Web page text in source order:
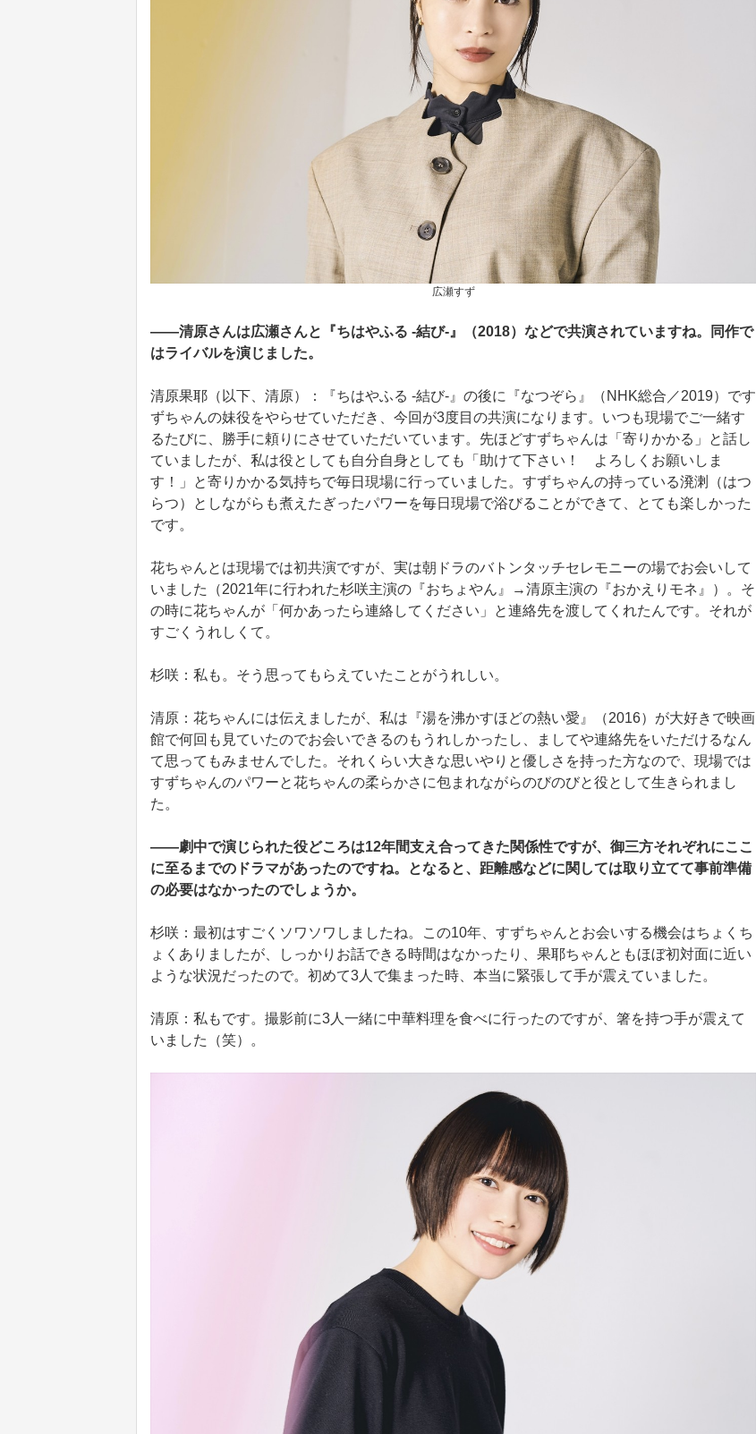
広瀬すず
――清原さんは広瀬さんと『ちはやふる -結び-』（2018）などで共演されていますね。同作で
はライバルを演じました。
清原果耶（以下、清原）：『ちはやふる -結び-』の後に『なつぞら』（NHK総合／2019）です
ずちゃんの妹役をやらせていただき、今回が3度目の共演になります。いつも現場でご一緒す
るたびに、勝手に頼りにさせていただいています。先ほどすずちゃんは「寄りかかる」と話し
ていましたが、私は役としても自分自身としても「助けて下さい！ よろしくお願いしま
す！」と寄りかかる気持ちで毎日現場に行っていました。すずちゃんの持っている溌溂（はつ
らつ）としながらも煮えたぎったパワーを毎日現場で浴びることができて、とても楽しかった
です。
花ちゃんとは現場では初共演ですが、実は朝ドラのバトンタッチセレモニーの場でお会いして
いました（2021年に行われた杉咲主演の『おちょやん』→清原主演の『おかえりモネ』）。そ
の時に花ちゃんが「何かあったら連絡してください」と連絡先を渡してくれたんです。それが
すごくうれしくて。
杉咲：私も。そう思ってもらえていたことがうれしい。
清原：花ちゃんには伝えましたが、私は『湯を沸かすほどの熱い愛』（2016）が大好きで映画
館で何回も見ていたのでお会いできるのもうれしかったし、ましてや連絡先をいただけるなん
て思ってもみませんでした。それくらい大きな思いやりと優しさを持った方なので、現場では
すずちゃんのパワーと花ちゃんの柔らかさに包まれながらのびのびと役として生きられまし
た。
――劇中で演じられた役どころは12年間支え合ってきた関係性ですが、御三方それぞれにここ
に至るまでのドラマがあったのですね。となると、距離感などに関しては取り立てて事前準備
の必要はなかったのでしょうか。
杉咲：最初はすごくソワソワしましたね。この10年、すずちゃんとお会いする機会はちょくち
ょくありましたが、しっかりお話できる時間はなかったり、果耶ちゃんともほぼ初対面に近い
ような状況だったので。初めて3人で集まった時、本当に緊張して手が震えていました。
清原：私もです。撮影前に3人一緒に中華料理を食べに行ったのですが、箸を持つ手が震えて
いました（笑）。